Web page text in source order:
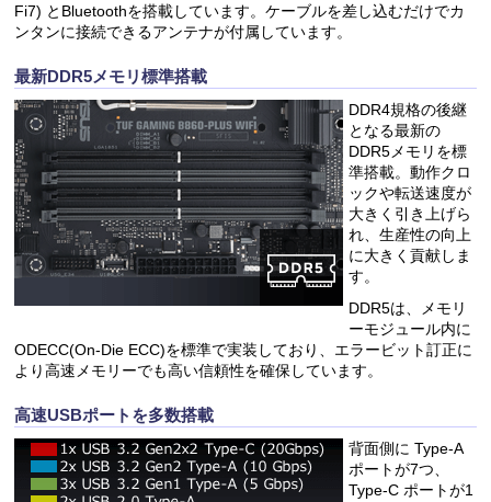
Fi7) とBluetoothを搭載しています。ケーブルを差し込むだけでカ
ンタンに接続できるアンテナが付属しています。
最新DDR5メモリ標準搭載
DDR4規格の後継
となる最新の
DDR5メモリを標
準搭載。動作クロ
ックや転送速度が
大きく引き上げら
れ、生産性の向上
に大きく貢献しま
す。
DDR5は、メモリ
ーモジュール内に
ODECC(On-Die ECC)を標準で実装しており、エラービット訂正に
より高速メモリーでも高い信頼性を確保しています。
高速USBポートを多数搭載
背面側に Type-A
ポートが7つ、
Type-C ポートが1